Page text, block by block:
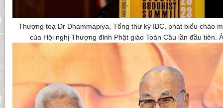
Thượng toạ Dr Dhammapiya, Tổng thư ký IBC, phát biểu chào
của Hội nghị Thượng đỉnh Phật giáo Toàn Cầu lần đầu tiên.